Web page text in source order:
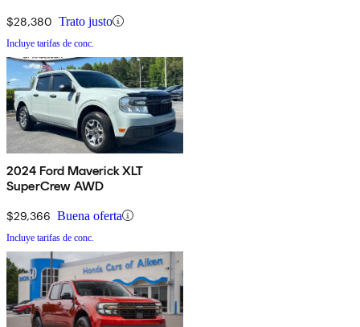
$28,380 Trato justo
Incluye tarifas de conc.
2024 Ford Maverick XLT
SuperCrew AWD
$29,366 Buena oferta
Incluye tarifas de conc.